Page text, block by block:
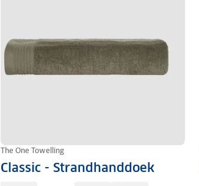
The One Towelling
Classic - Strandhanddoek